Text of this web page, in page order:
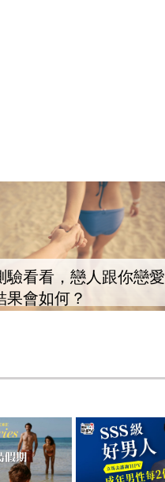
驗看看，戀人跟你戀愛
果會如何？